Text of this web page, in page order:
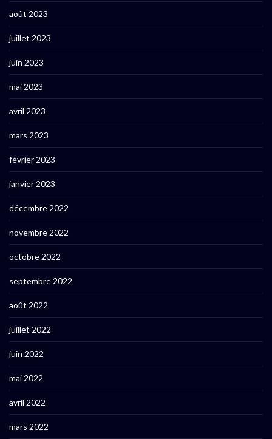
août 2023
juillet 2023
juin 2023
mai 2023
avril 2023
mars 2023
février 2023
janvier 2023
décembre 2022
novembre 2022
octobre 2022
septembre 2022
août 2022
juillet 2022
juin 2022
mai 2022
avril 2022
mars 2022